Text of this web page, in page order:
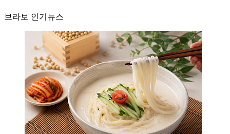
브라보 인기뉴스